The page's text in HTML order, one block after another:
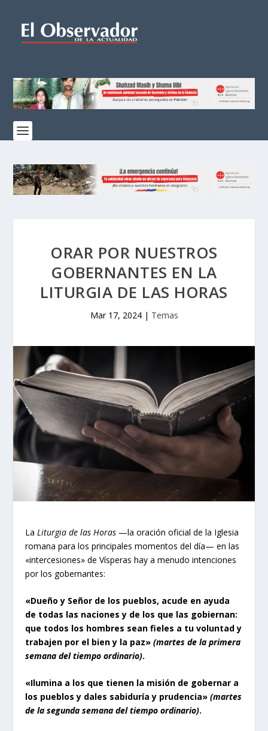
ORAR POR NUESTROS
GOBERNANTES EN LA
LITURGIA DE LAS HORAS
Mar 17, 2024| Temas
La Liturgia de las Horas —la oración oficial de la Iglesia
romana para los principales momentos del día— en las
«intercesiones» de Vísperas hay a menudo intenciones
por los gobernantes:
«Dueño y Señor de los pueblos, acude en ayuda
de todas las naciones y de los que las gobiernan:
que todos los hombres sean fieles a tu voluntad y
trabajen por el bien y la paz»(martes de la primera
semana del tiempo ordinario).
«Ilumina a los que tienen la misión de gobernar a
los pueblos y dales sabiduría y prudencia»(martes
de la segunda semana del tiempo ordinario).